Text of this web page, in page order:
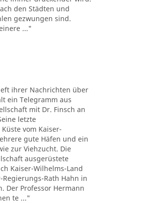
den Städten und
gezwungen sind.
..."
ihrer Nachrichten über
ein Telegramm aus
mit Dr. Finsch an
letzte
vom Kaiser-
gute Häfen und ein
zur Viehzucht. Die
ausgerüstete
Kaiser-Wilhelms-Land
Rath Hahn in
Der Professor Hermann
te ..."